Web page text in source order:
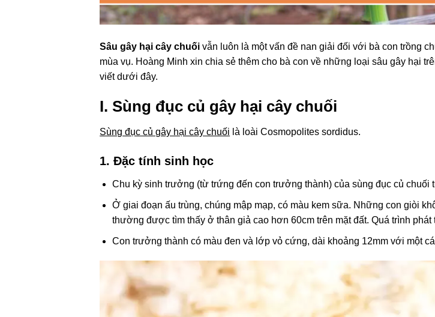
Sâu gây hại cây chuối vẫn luôn là một vấn đề nan giải đối với bà con trồng
mùa vụ. Hoàng Minh xin chia sẻ thêm cho bà con về những loại sâu gây hại
viết dưới đây.
I. Sùng đục củ gây hại cây chuối
Sùng đục củ gây hại cây chuối là loài Cosmopolites sordidus.
1. Đặc tính sinh học
Chu kỳ sinh trưởng (từ trứng đến con trưởng thành) của sùng đục củ chuối
Ở giai đoạn ấu trùng, chúng mập mạp, có màu kem sữa. Những con giòi
thường được tìm thấy ở thân giả cao hơn 60cm trên mặt đất. Quá trình phát
Con trưởng thành có màu đen và lớp vỏ cứng, dài khoảng 12mm với một